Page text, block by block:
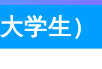
学生）